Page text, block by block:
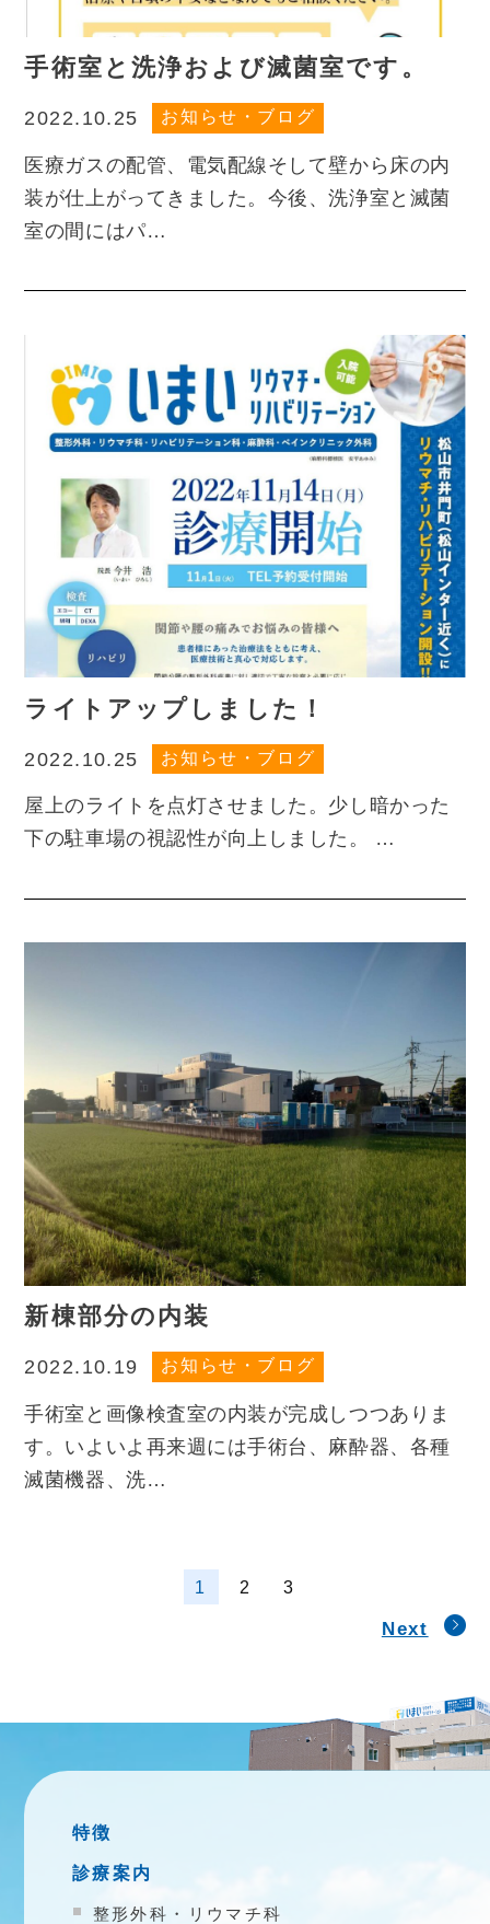
手術室と洗浄および滅菌室です。
2022.10.25 お知らせ・ブログ
医療ガスの配管、電気配線そして壁から床の内
装が仕上がってきました。今後、洗浄室と滅菌
室の間にはパ…
ライトアップしました！
2022.10.25 お知らせ・ブログ
屋上のライトを点灯させました。少し暗かった
下の駐車場の視認性が向上しました。 …
新棟部分の内装
2022.10.19 お知らせ・ブログ
手術室と画像検査室の内装が完成しつつありま
す。いよいよ再来週には手術台、麻酔器、各種
滅菌機器、洗…
1 2 3
Next
特徴
診療案内
整形外科・リウマチ科